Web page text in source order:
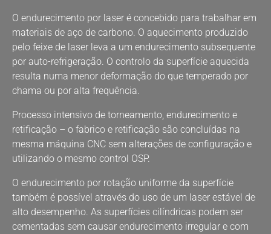
O endurecimento por laser é concebido para trabalhar em
materiais de aço de carbono. O aquecimento produzido
pelo feixe de laser leva a um endurecimento subsequente
por auto-refrigeração. O controlo da superfície aquecida
resulta numa menor deformação do que temperado por
chama ou por alta frequência.
Processo intensivo de torneamento, endurecimento e
retificação – o fabrico e retificação são concluídas na
mesma máquina CNC sem alterações de configuração e
utilizando o mesmo control OSP.
O endurecimento por rotação uniforme da superfície
também é possível através do uso de um laser estável de
alto desempenho. As superfícies cilíndricas podem ser
cementadas sem causar endurecimento irregular e com